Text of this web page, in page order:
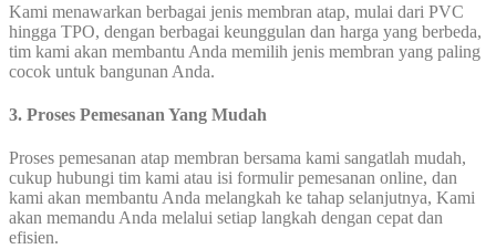
Kami menawarkan berbagai jenis membran atap, mulai dari PVC
hingga TPO, dengan berbagai keunggulan dan harga yang berbeda,
tim kami akan membantu Anda memilih jenis membran yang paling
cocok untuk bangunan Anda.
3. Proses Pemesanan Yang Mudah
Proses pemesanan atap membran bersama kami sangatlah mudah,
cukup hubungi tim kami atau isi formulir pemesanan online, dan
kami akan membantu Anda melangkah ke tahap selanjutnya, Kami
akan memandu Anda melalui setiap langkah dengan cepat dan
efisien.